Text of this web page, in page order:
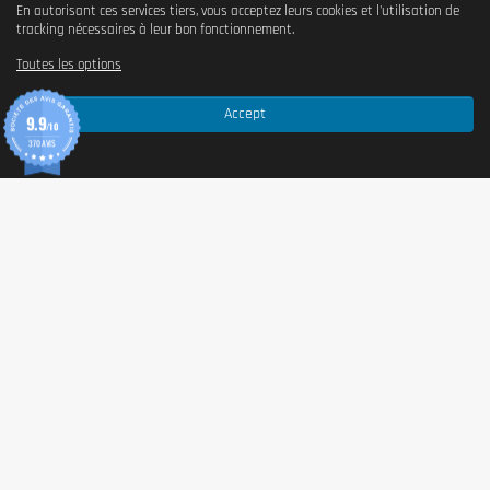
Accept
En autorisant ces services tiers, vous acceptez leurs cookies et l'utilisation de
tracking nécessaires à leur bon fonctionnement.
Toutes les options
9.9/10
370 AVIS